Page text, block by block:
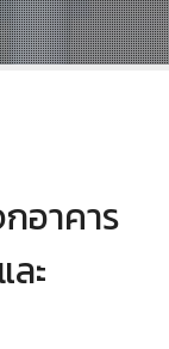
อาคาร
ะ